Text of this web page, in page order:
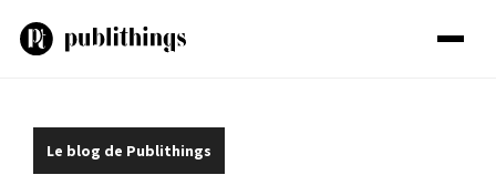
Le blog de Publithings